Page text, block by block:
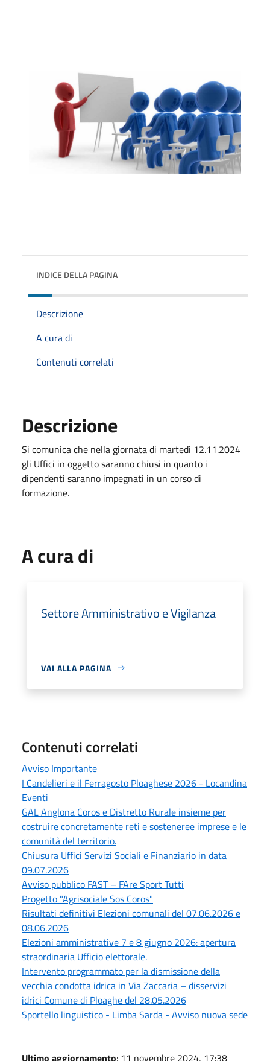
INDICE DELLA PAGINA
Descrizione
A cura di
Contenuti correlati
Descrizione
Si comunica che nella giornata di martedì 12.11.2024
gli Uffici in oggetto saranno chiusi in quanto i
dipendenti saranno impegnati in un corso di
formazione.
A cura di
Settore Amministrativo e Vigilanza
VAI ALLA PAGINA
Contenuti correlati
Avviso Importante
I Candelieri e il Ferragosto Ploaghese 2026 - Locandina
Eventi
GAL Anglona Coros e Distretto Rurale insieme per
costruire concretamente reti e sosteneree imprese e le
comunità del territorio.
Chiusura Uffici Servizi Sociali e Finanziario in data
09.07.2026
Avviso pubblico FAST – FAre Sport Tutti
Progetto "Agrisociale Sos Coros"
Risultati definitivi Elezioni comunali del 07.06.2026 e
08.06.2026
Elezioni amministrative 7 e 8 giugno 2026: apertura
straordinaria Ufficio elettorale.
Intervento programmato per la dismissione della
vecchia condotta idrica in Via Zaccaria – disservizi
idrici Comune di Ploaghe del 28.05.2026
Sportello linguistico - Limba Sarda - Avviso nuova sede
Ultimo aggiornamento: 11 novembre 2024, 17:38